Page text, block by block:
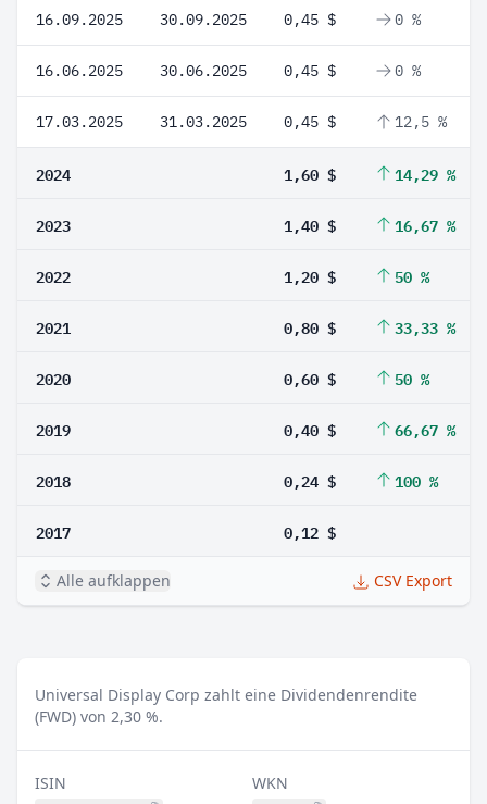
16.09.2025 30.09.2025 0,45 $ 0 %
16.06.2025 30.06.2025 0,45 $ 0 %
17.03.2025 31.03.2025 0,45 $ 12,5 %
2024 1,60 $ 14,29 %
2023 1,40 $ 16,67 %
2022 1,20 $ 50 %
2021 0,80 $ 33,33 %
2020 0,60 $ 50 %
2019 0,40 $ 66,67 %
2018 0,24 $ 100 %
2017 0,12 $
Alle aufklappen CSV Export
Universal Display Corp zahlt eine Dividendenrendite
(FWD) von 2,30 %.
ISIN
WKN